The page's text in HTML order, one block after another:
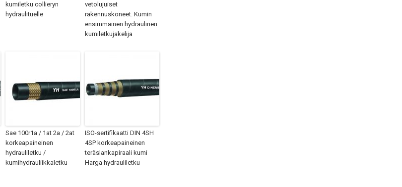
kumiletku collieryn
hydraulituelle
vetolujuiset
rakennuskoneet. Kumin
ensimmäinen hydraulinen
kumiletkujakelija
Sae 100r1a / 1at 2a / 2at
korkeapaineinen
hydrauliletku /
kumihydrauliikkaletku
ISO-sertifikaatti DIN 4SH
4SP korkeapaineinen
teräslankapiraali kumi
Harga hydrauliletku